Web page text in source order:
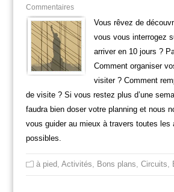
Commentaires
Vous rêvez de
vous vous interrogez
arriver en 10 jours ?
Comment organiser
visiter ? Comment
de visite ? Si vous restez plus d’une
faudra bien doser votre planning et nous
vous guider au mieux à travers toutes les
possibles.
à pied Activités Bons plans Circuits